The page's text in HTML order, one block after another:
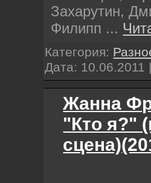
Захарутин,
Филипп ...
Категория:
Дата: 10.06.2011
Жанна
"Кто я?"